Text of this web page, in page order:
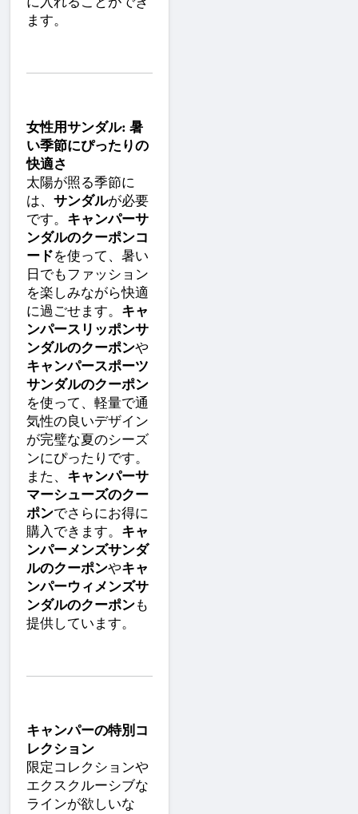
ます。
女性用サンダル: 暑
い季節にぴったりの
快適さ
太陽が照る季節に
は、 サンダルが必要
です。 キャンパーサ
ンダルのクーポンコ
ードを使って、暑い
日でもファッション
を楽しみながら快適
に過ごせます。 キャ
ンパースリッポンサ
ンダルのクーポンや
キャンパースポーツ
サンダルのクーポン
を使って、軽量で通
気性の良いデザイン
が完璧な夏のシーズ
ンにぴったりです。
また、 キャンパーサ
マーシューズのクー
ポンでさらにお得に
購入できます。 キャ
ンパーメンズサンダ
ルのクーポンやキャ
ンパーウィメンズサ
ンダルのクーポンも
提供しています。
キャンパーの特別コ
レクション
限定コレクションや
エクスクルーシブな
ラインが欲しいな